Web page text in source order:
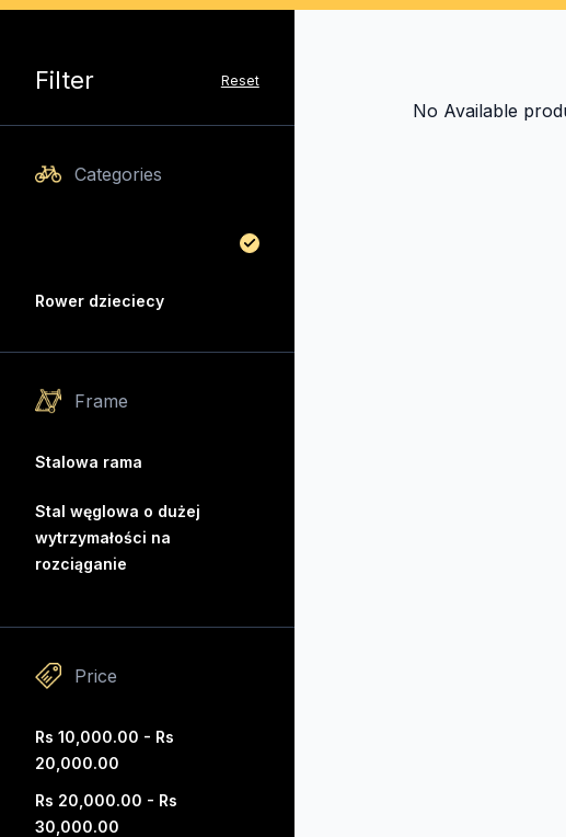
Filter Reset
Categories
Rower dzieciecy
Frame
Stalowa rama
Stal węglowa o dużej
wytrzymałości na
rozciąganie
Price
Rs 10,000.00 - Rs
20,000.00
Rs 20,000.00 - Rs
30,000.00
No Available